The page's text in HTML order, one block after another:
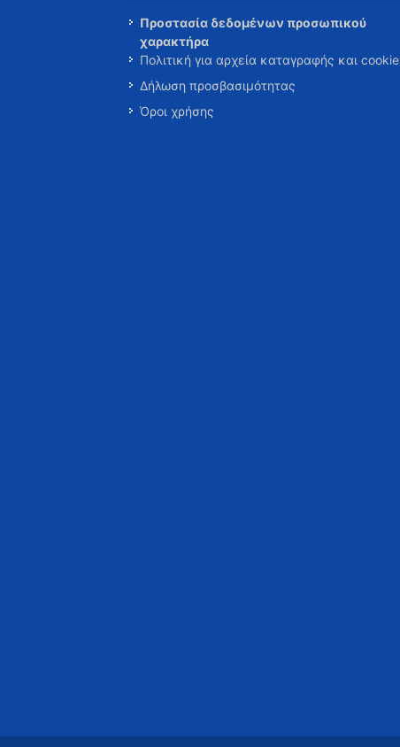
Προστασία δεδομένων προσωπικού
χαρακτήρα
Πολιτική για αρχεία καταγραφής και
Δήλωση προσβασιμότητας
Όροι χρήσης